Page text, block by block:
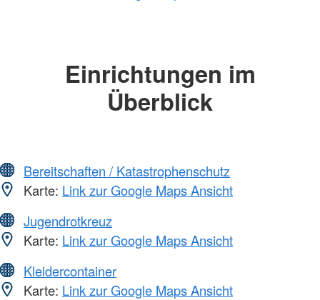
Einrichtungen im
Überblick
Bereitschaften / Katastrophenschutz
Karte: Link zur Google Maps Ansicht
Jugendrotkreuz
Karte: Link zur Google Maps Ansicht
Kleidercontainer
Karte: Link zur Google Maps Ansicht